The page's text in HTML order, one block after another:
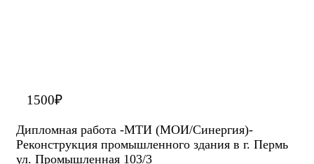
1500₽
Дипломная работа -МТИ (МОИ/Синергия)-
Реконструкция промышленного здания в г. Пермь
ул. Промышленная 103/3